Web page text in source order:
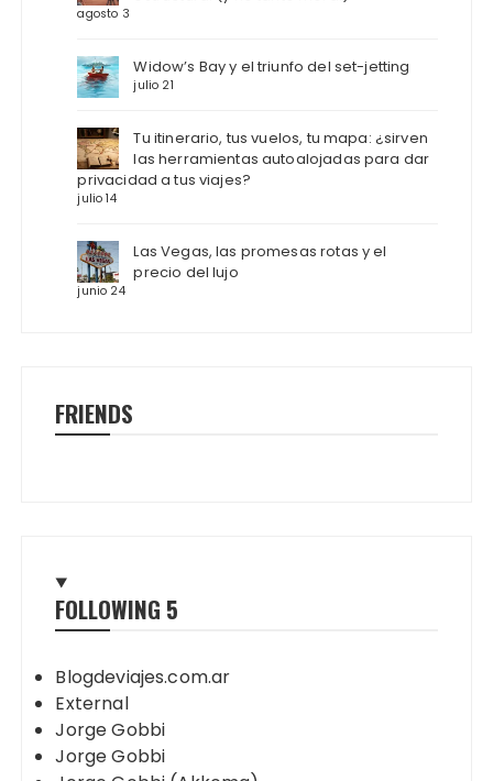
agosto 3
Widow’s Bay y el triunfo del set-jetting
julio 21
Tu itinerario, tus vuelos, tu mapa: ¿sirven
las herramientas autoalojadas para dar
privacidad a tus viajes?
julio 14
Las Vegas, las promesas rotas y el
precio del lujo
junio 24
FRIENDS
FOLLOWING 5
Blogdeviajes.com.ar
External
Jorge Gobbi
Jorge Gobbi